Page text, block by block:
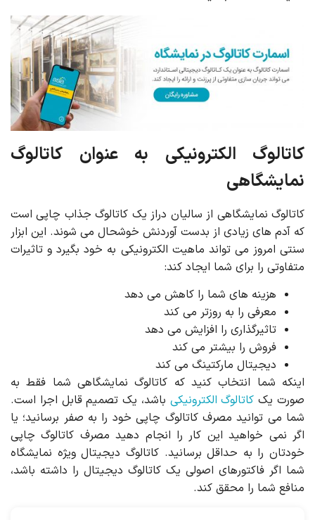
کاتالوگ الکترونیکی به عنوان کاتالوگ
نمایشگاهی
کاتالوگ نمایشگاهی از سالیان دراز یک کاتالوگ جذاب چاپی است
که آدم های زیادی از بدست آوردنش خوشحال می شوند. این ابزار
سنتی امروز می تواند ماهیت الکترونیکی به خود بگیرد و تاثیرات
متفاوتی را برای شما ایجاد کند:
هزینه های شما را کاهش می دهد
معرفی را به روزتر می کند
تاثیرگذاری را افزایش می دهد
فروش را بیشتر می کند
دیجیتال مارکتینگ می کند
اینکه شما انتخاب کنید که کاتالوگ نمایشگاهی شما فقط به
صورت یک کاتالوگ الکترونیکی باشد، یک تصمیم قابل اجرا است.
شما می توانید مصرف کاتالوگ چاپی خود را به صفر برسانید؛ یا
اگر نمی خواهید این کار را انجام دهید مصرف کاتالوگ چاپی
خودتان را به حداقل برسانید. کاتالوگ دیجیتال ویژه نمایشگاه
شما اگر فاکتورهای اصولی یک کاتالوگ دیجیتال را داشته باشد،
منافع شما را محقق کند.